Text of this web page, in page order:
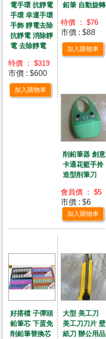
電手環 抗靜電
手環 幸運手環
手飾 靜電去除
抗靜電 消除靜
電 去除靜電
特價 ： $319
市價 : $600
加入購物車
鉛筆 自動旋轉
特價 ： $76
市價 : $88
加入購物車
削鉛筆器 創意
卡通花籃手拎
造型削筆刀
會員價 ： $5
市價 : $6
加入購物車
好搭檔 子彈頭
鉛筆芯 下蛋免
削鉛筆替換芯
大型 美工刀
美工刀刀片 壁
紙刀 辦公用品